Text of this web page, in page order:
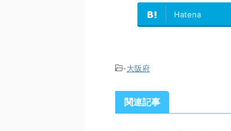
Hatena
-大阪府
関連記事